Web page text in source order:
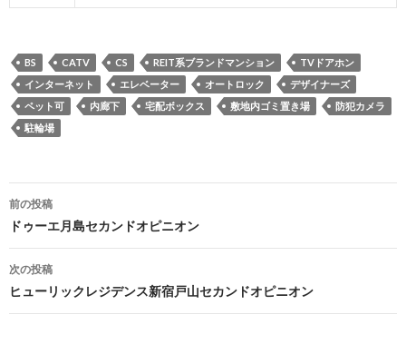
BS CATV CS REIT系ブランドマンション
TVドアホン
インターネット
エレベーター オートロック
デザイナーズ
ペット可
内廊下 宅配ボックス 敷地内ゴミ置き場
防犯カメラ
駐輪場
投
稿
ナ
ビ
ゲ
前の投稿
ドゥーエ月島セカンドオピニオン
次の投稿
ヒューリックレジデンス新宿戸山セカンドオピニオン